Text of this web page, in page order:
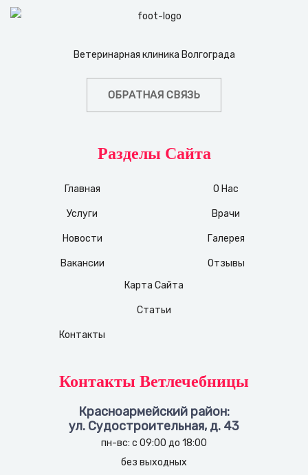
Ветеринарная клиника Волгограда
ОБРАТНАЯ СВЯЗЬ
Разделы Сайта
Главная О Нас
Услуги Врачи
Новости Галерея
Вакансии
Отзывы
Карта Сайта
Статьи
Контакты
Контакты Ветлечебницы
Красноармейский район:
ул. Судостроительная, д. 43
пн-вс: с 09:00 до 18:00
без выходных